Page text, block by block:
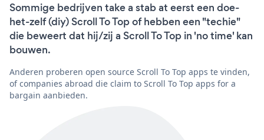
Sommige bedrijven take a stab at eerst een doe-
het-zelf (diy) Scroll To Top of hebben een "techie"
die beweert dat hij/zij a Scroll To Top in 'no time' kan
bouwen.
Anderen proberen open source Scroll To Top apps te vinden,
of companies abroad die claim to Scroll To Top apps for a
bargain aanbieden.